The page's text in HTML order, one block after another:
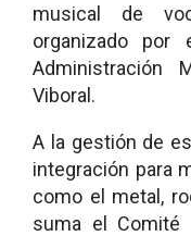
musical de
organizado
Administración
Viboral.
A la gestión de
integración para
como el metal,
suma el Comité